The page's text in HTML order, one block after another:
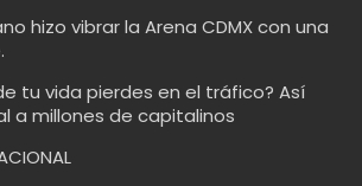
hizo vibrar la Arena CDMX con una
tu vida pierdes en el tráfico? Así
a millones de capitalinos